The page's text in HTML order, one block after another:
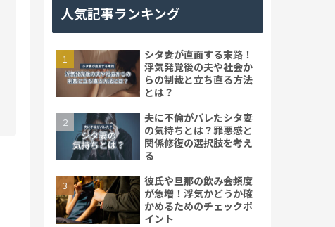
人気記事ランキング
シタ妻が直面する末路！
浮気発覚後の夫や社会か
らの制裁と立ち直る方法
とは？
夫に不倫がバレたシタ妻
の気持ちとは？罪悪感と
関係修復の選択肢を考え
る
彼氏や旦那の飲み会頻度
が急増！浮気かどうか確
かめるためのチェックポ
イント